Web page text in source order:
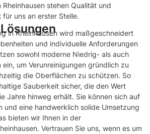
stehen Qualität und
uns an erster Stelle.
in Rheinhausen wird maßgeschneidert
und individuelle Anforderungen
sowohl moderne Niedrig- als auch
um Verunreinigungen gründlich zu
die Oberflächen zu schützen. So
Sauberkeit sicher, die den Wert
Jahre hinweg erhält. Sie können sich auf
und eine handwerklich solide Umsetzung
bieten wir Ihnen in der
Vertrauen Sie uns, wenn es um